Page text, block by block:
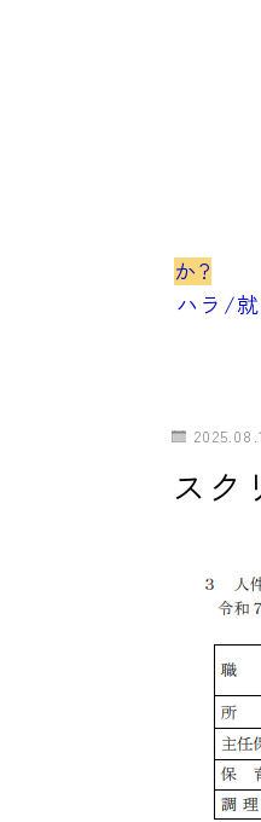
か?
ハラ/
スク